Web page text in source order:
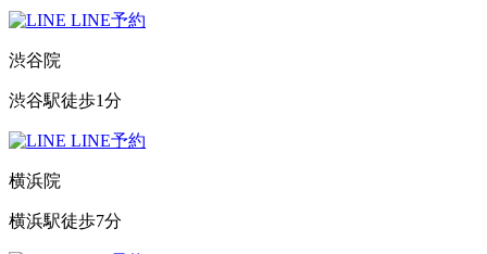
LINE予約
渋谷院
渋谷駅徒歩1分
LINE予約
横浜院
横浜駅徒歩7分